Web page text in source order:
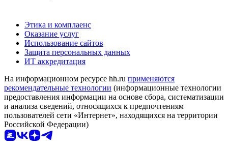
Этика и комплаенс
Оказание услуг
Использование сайтов
Защита персональных данных
ИТ аккредитация
На информационном ресурсе hh.ru применяются
рекомендательные технологии (информационные технологии
предоставления информации на основе сбора, систематизации
и анализа сведений, относящихся к предпочтениям
пользователей сети «Интернет», находящихся на территории
Российской Федерации)